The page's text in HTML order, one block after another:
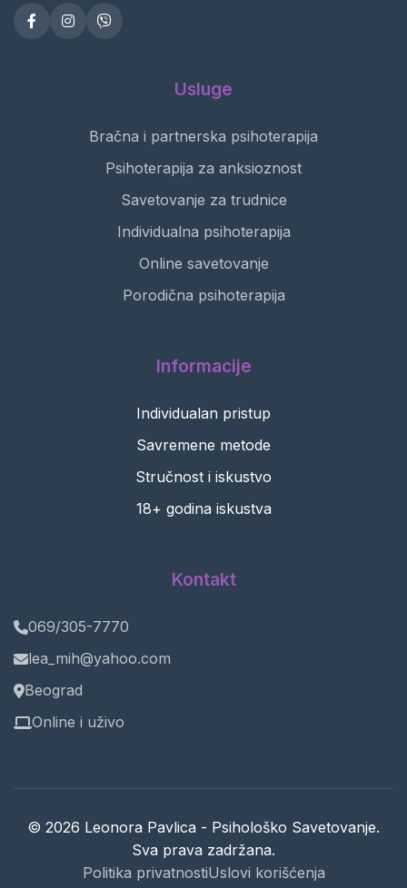
Usluge
Bračna i partnerska psihoterapija
Psihoterapija za anksioznost
Savetovanje za trudnice
Individualna psihoterapija
Online savetovanje
Porodična psihoterapija
Informacije
Individualan pristup
Savremene metode
Stručnost i iskustvo
18+ godina iskustva
Kontakt
069/305-7770
lea_mih@yahoo.com
Beograd
Online i uživo
© 2026 Leonora Pavlica - Psihološko Savetovanje.
Sva prava zadržana.
Politika privatnostiUslovi korišćenja